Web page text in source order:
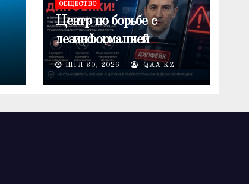
ОБЩЕСТВО
Центр по борьбе с
дезинформацией
предупреждает о
распространении
электоральной кампании
ШІЛ 30, 2026 QAA.KZ